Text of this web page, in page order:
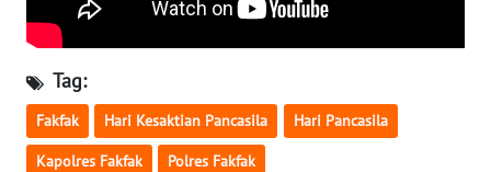
Tag:
Fakfak Hari Kesaktian Pancasila Hari Pancasila
Kapolres Fakfak Polres Fakfak
WN
SUMBAR
WN
SUMSEL